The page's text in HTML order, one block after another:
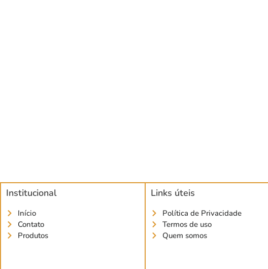
Institucional
Início
Contato
Produtos
Links úteis
Política de Privacidade
Termos de uso
Quem somos